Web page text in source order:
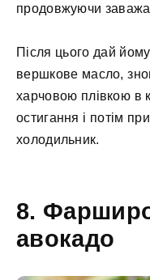
продовжуючи
Після цього дай
вершкове масло,
харчовою плівкою в
остигання і потім
холодильник.
8.
авокадо